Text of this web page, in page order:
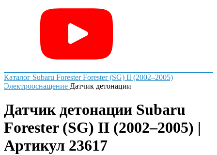
Каталог Subaru Forester Forester (SG) II (2002–2005)
Электрооснащение Датчик детонации
Датчик детонации Subaru
Forester (SG) II (2002–2005) |
Артикул 23617